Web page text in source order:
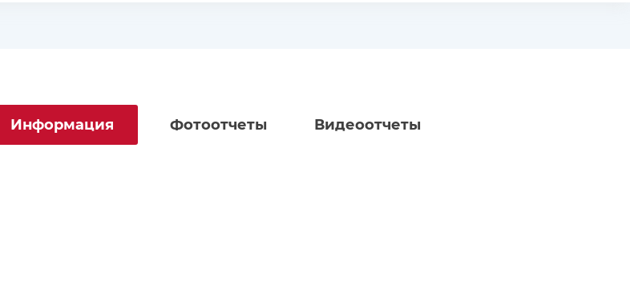
Информация Фотоотчеты Видеоотчеты